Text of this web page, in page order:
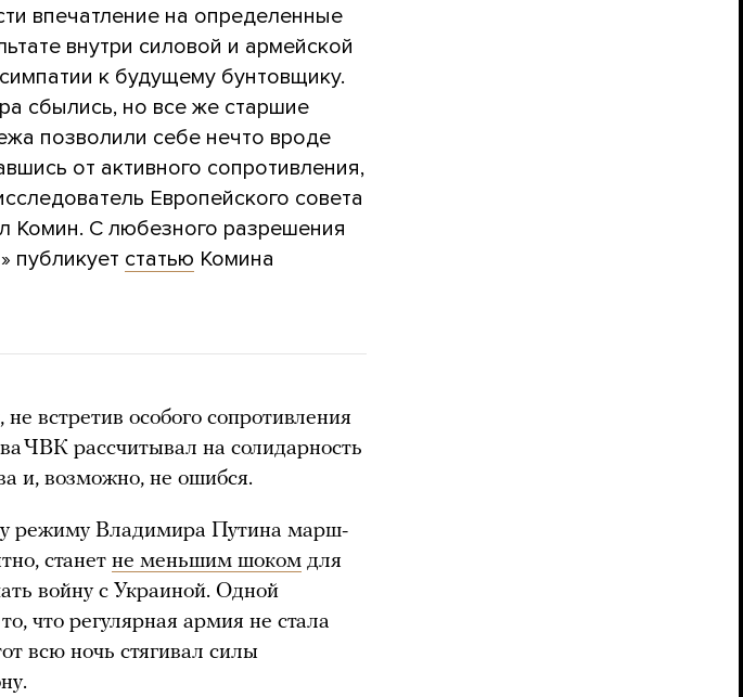
впечатление на определенные
внутри силовой и армейской
к будущему бунтовщику.
сбылись, но все же старшие
позволили себе нечто вроде
от активного сопротивления,
Европейского совета
С любезного разрешения
публикует статью Комина
встретив особого сопротивления
ЧВК рассчитывал на солидарность
и, возможно, не ошибся.
режиму Владимира Путина марш-
станет не меньшим шоком для
войну с Украиной. Одной
что регулярная армия не стала
всю ночь стягивал силы